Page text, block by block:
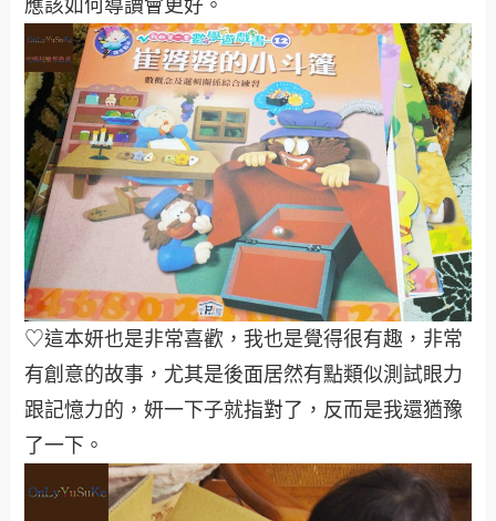
應該如何導讀會更好。
♡這本妍也是非常喜歡，我也是覺得很有趣，非常
有創意的故事，尤其是後面居然有點類似測試眼力
跟記憶力的，妍一下子就指對了，反而是我還猶豫
了一下。